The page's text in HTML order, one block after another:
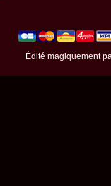
Édité magiquement